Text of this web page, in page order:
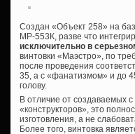
Создан «Объект 258» на
МР-553К, разве что
исключительно в
винтовки «Маэстро», по
после проведения
35, а с «фанатизмом» и до
голову.
В отличие от создаваемых
«конструкторов», это
изготовления, а не
Более того, винтовка